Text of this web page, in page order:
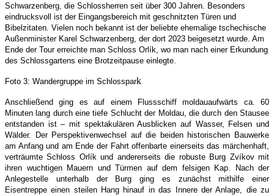
Schwarzenberg, die Schlossherren seit über 300 Jahren. Besonders
eindrucksvoll ist der Eingangsbereich mit geschnitzten Türen und
Bibelzitaten. Vielen noch bekannt ist der beliebte ehemalige tschechische
Außenminister Karel Schwarzenberg, der dort 2023 beigesetzt wurde. Am
Ende der Tour erreichte man Schloss Orlík, wo man nach einer Erkundung
des Schlossgartens eine Brotzeitpause einlegte.
Foto 3: Wandergruppe im Schlosspark
Anschließend ging es auf einem Flussschiff moldauaufwärts ca. 60
Minuten lang durch eine tiefe Schlucht der Moldau, die durch den Stausee
entstanden ist – mit spektakulären Ausblicken auf Wasser, Felsen und
Wälder. Der Perspektivenwechsel auf die beiden historischen Bauwerke
am Anfang und am Ende der Fahrt offenbarte einerseits das märchenhaft,
verträumte Schloss Orlík und andererseits die robuste Burg Zvíkov mit
ihren wuchtigen Mauern und Türmen auf dem felsigen Kap. Nach der
Anlegestelle unterhalb der Burg ging es zunächst mithilfe einer
Eisentreppe einen steilen Hang hinauf in das Innere der Anlage, die zu